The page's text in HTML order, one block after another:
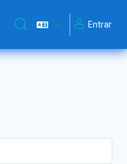
Alternar a entrada daEntrar